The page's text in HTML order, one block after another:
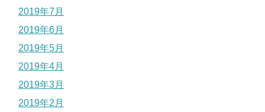
2019年7月
2019年6月
2019年5月
2019年4月
2019年3月
2019年2月